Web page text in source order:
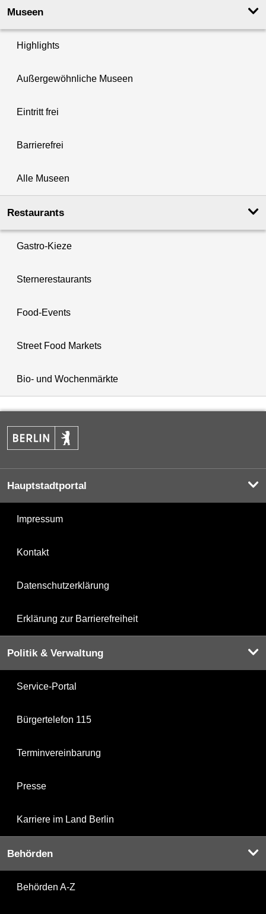
Museen
Highlights
Außergewöhnliche Museen
Eintritt frei
Barrierefrei
Alle Museen
Restaurants
Gastro-Kieze
Sternerestaurants
Food-Events
Street Food Markets
Bio- und Wochenmärkte
Hauptstadtportal
Impressum
Kontakt
Datenschutzerklärung
Erklärung zur Barrierefreiheit
Politik & Verwaltung
Service-Portal
Bürgertelefon 115
Terminvereinbarung
Presse
Karriere im Land Berlin
Behörden
Behörden A-Z